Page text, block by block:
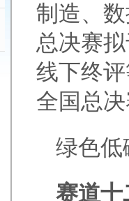
制造、
总决赛
线下终
全国总
绿色低
赛道十